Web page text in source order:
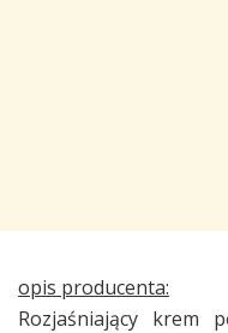
opis producenta:
Rozjaśniający krem